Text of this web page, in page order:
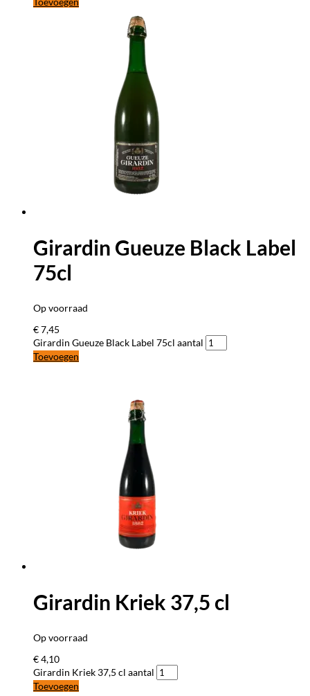
Girardin Gueuze Black Label
75cl
Op voorraad
€7,45
Girardin Gueuze Black Label 75cl aantal
Toevoegen
Girardin Kriek 37,5 cl
Op voorraad
€4,10
Girardin Kriek 37,5 cl aantal
Toevoegen